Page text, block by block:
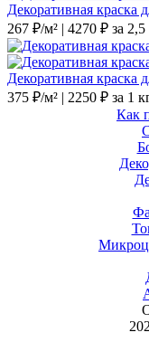
Декоративная краска
267 ₽/м² | 4270 ₽ за 2,5
Декоративная краска
375 ₽/м² | 2250 ₽ за 1
Как